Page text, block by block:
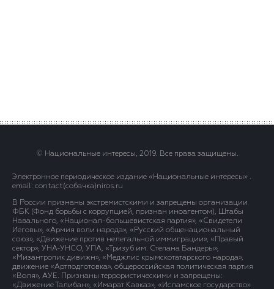
© Национальные интересы, 2019. Все права защищены.
Электронное периодическое издание «Национальные интересы» .
email: contact(сoбaчка)niros.ru
В России признаны экстремистскими и запрещены организации
ФБК (Фонд борьбы с коррупцией, признан иноагентом), Штабы
Навального, «Национал-большевистская партия», «Свидетели
Иеговы», «Армия воли народа», «Русский общенациональный
союз», «Движение против нелегальной иммиграции», «Правый
сектор», УНА-УНСО, УПА, «Тризуб им. Степана Бандеры»,
«Мизантропик дивижн», «Меджлис крымскотатарского народа»,
движение «Артподготовка», общероссийская политическая партия
«Воля», АУЕ. Признаны террористическими и запрещены:
«Движение Талибан», «Имарат Кавказ», «Исламское государство»